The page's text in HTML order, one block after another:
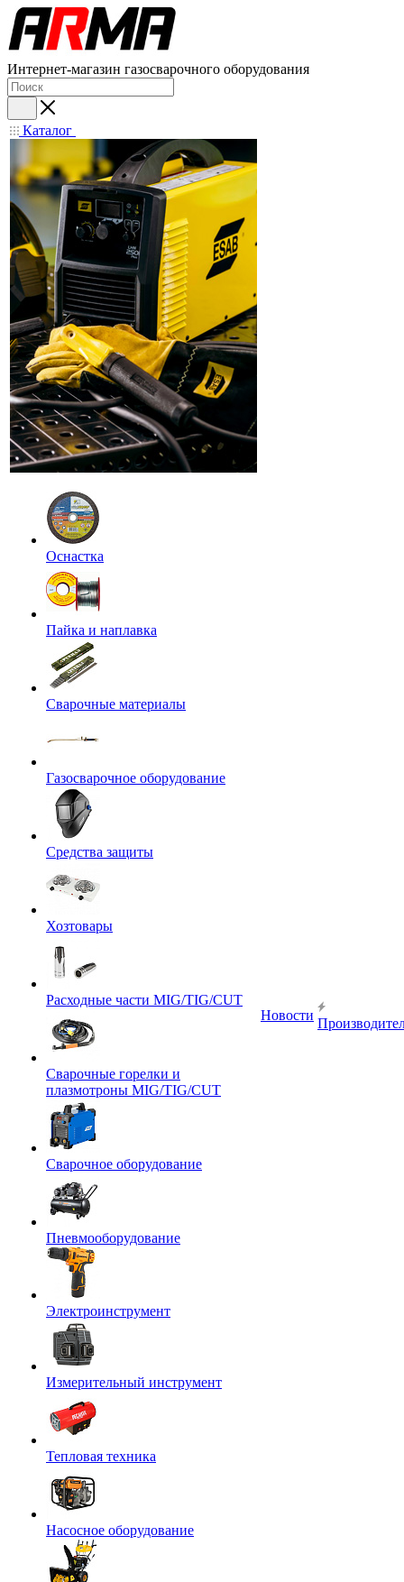
Интернет-магазин газосварочного оборудования
Каталог
Оснастка
Пайка и наплавка
Сварочные материалы
Газосварочное оборудование
Средства защиты
Хозтовары
Расходные части MIG/TIG/CUT
Сварочные горелки и
плазмотроны MIG/TIG/CUT
Сварочное оборудование
Пневмооборудование
Электроинструмент
Измерительный инструмент
Тепловая техника
Насосное оборудование
Новости